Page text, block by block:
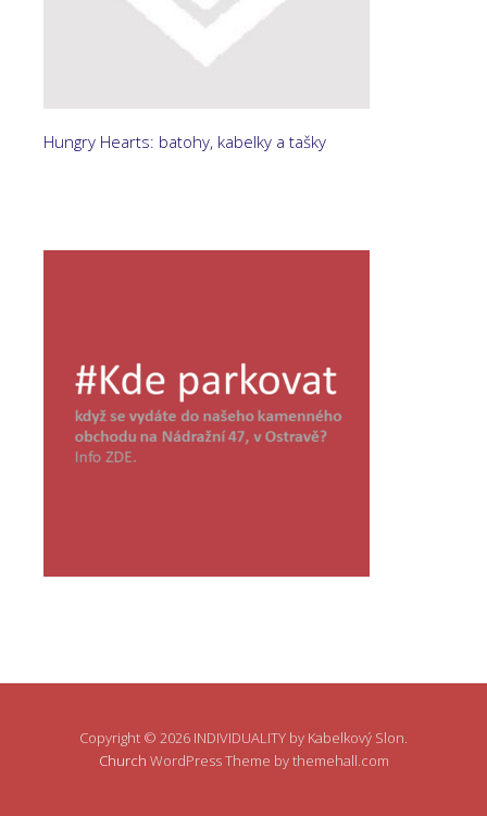
Hungry Hearts: batohy, kabelky a tašky
Copyright © 2026 INDIVIDUALITY by Kabelkový Slon.
Church WordPress Theme by themehall.com